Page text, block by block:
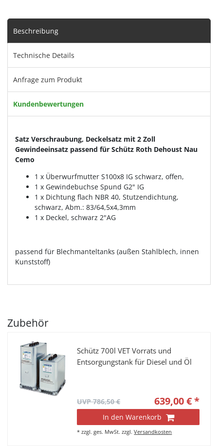
Beschreibung
Technische Details
Anfrage zum Produkt
Kundenbewertungen
Satz Verschraubung, Deckelsatz mit 2 Zoll
Gewindeeinsatz passend für Schütz Roth Dehoust Nau
Cemo
1 x Überwurfmutter S100x8 IG schwarz, offen,
1 x Gewindebuchse Spund G2" IG
1 x Dichtung flach NBR 40, Stutzendichtung,
schwarz, Abm.: 83/64,5x4,3mm
1 x Deckel, schwarz 2"AG
passend für Blechmanteltanks (außen Stahlblech, innen
Kunststoff)
Zubehör
Schütz 700l VET Vorrats und
Entsorgungstank für Diesel und Öl
UVP 786,50 € 639,00 € *
In den Warenkorb
*zzgl. ges. MwSt. zzgl.Versandkosten